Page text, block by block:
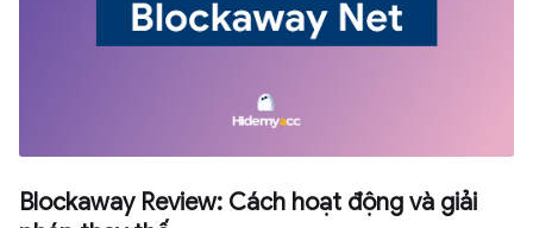
Blockaway Review: Cách hoạt động và giải